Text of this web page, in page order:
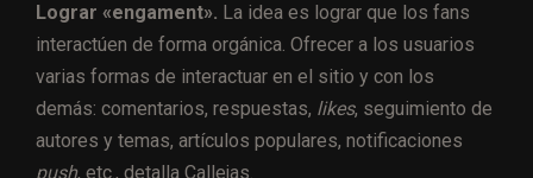
Lograr «engament». La idea es lograr que los fans
interactúen de forma orgánica. Ofrecer a los usuarios
varias formas de interactuar en el sitio y con los
demás: comentarios, respuestas, likes, seguimiento de
autores y temas, artículos populares, notificaciones
push, etc., detalla Callejas.